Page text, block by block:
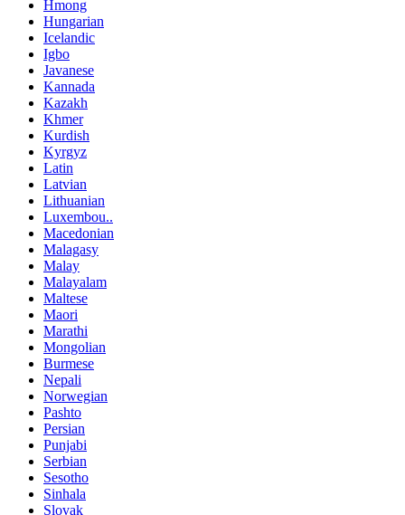
Hmong
Hungarian
Icelandic
Igbo
Javanese
Kannada
Kazakh
Khmer
Kurdish
Kyrgyz
Latin
Latvian
Lithuanian
Luxembou..
Macedonian
Malagasy
Malay
Malayalam
Maltese
Maori
Marathi
Mongolian
Burmese
Nepali
Norwegian
Pashto
Persian
Punjabi
Serbian
Sesotho
Sinhala
Slovak